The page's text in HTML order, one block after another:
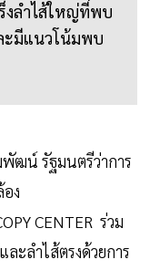
งลำไส้ใหญ่ที่พบ
ะมีแนวโน้มพบ
ฒน์ รัฐมนตรีว่าการ
ง
CENTER ร่วม
ะลำไส้ตรงด้วยการ